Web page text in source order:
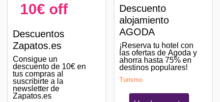
10€ off
Descuentos
Zapatos.es
Consigue un
descuento de 10€ en
tus compras al
suscribirte a la
newsletter de
Zapatos.es
Descuento
alojamiento
AGODA
¡Reserva tu hotel con
las ofertas de Agoda y
ahorra hasta 75% en
destinos populares!
Turismo